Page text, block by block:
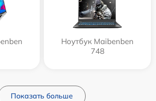
Ноутбук Maibenben
748
Показать больше